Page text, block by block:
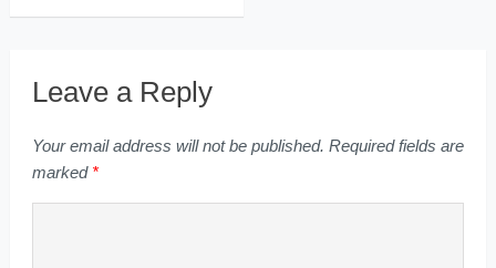
Leave a Reply
Your email address will not be published. Required fields are
marked *